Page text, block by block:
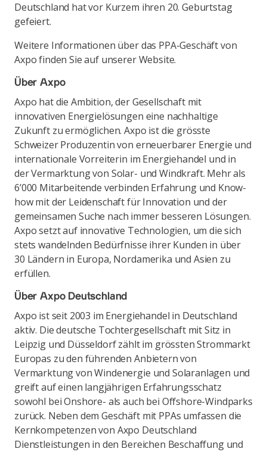
Deutschland hat vor Kurzem ihren 20. Geburtstag
gefeiert.
Weitere Informationen über das PPA-Geschäft von
Axpo finden Sie auf unserer Website.
Über Axpo
Axpo hat die Ambition, der Gesellschaft mit
innovativen Energielösungen eine nachhaltige
Zukunft zu ermöglichen. Axpo ist die grösste
Schweizer Produzentin von erneuerbarer Energie und
internationale Vorreiterin im Energiehandel und in
der Vermarktung von Solar- und Windkraft. Mehr als
6’000 Mitarbeitende verbinden Erfahrung und Know-
how mit der Leidenschaft für Innovation und der
gemeinsamen Suche nach immer besseren Lösungen.
Axpo setzt auf innovative Technologien, um die sich
stets wandelnden Bedürfnisse ihrer Kunden in über
30 Ländern in Europa, Nordamerika und Asien zu
erfüllen.
Über Axpo Deutschland
Axpo ist seit 2003 im Energiehandel in Deutschland
aktiv. Die deutsche Tochtergesellschaft mit Sitz in
Leipzig und Düsseldorf zählt im grössten Strommarkt
Europas zu den führenden Anbietern von
Vermarktung von Windenergie und Solaranlagen und
greift auf einen langjährigen Erfahrungsschatz
sowohl bei Onshore- als auch bei Offshore-Windparks
zurück. Neben dem Geschäft mit PPAs umfassen die
Kernkompetenzen von Axpo Deutschland
Dienstleistungen in den Bereichen Beschaffung und